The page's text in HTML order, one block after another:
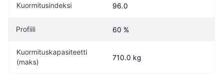
Kuormitusindeksi 96.0
Profiili 60 %
Kuormituskapasiteetti
(maks)
710.0 kg